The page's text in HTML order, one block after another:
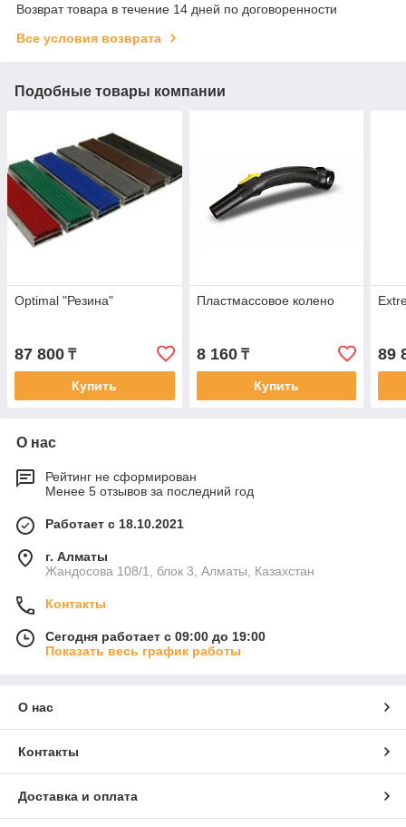
Возврат товара в течение 14 дней по договоренности
Все условия возврата
Подобные товары компании
Optimal "Резина"
87 800 ₸
Купить
Пластмассовое колено
8 160₸
Купить
89
О нас
Рейтинг не сформирован
Менее 5 отзывов за последний год
Работает с 18.10.2021
г. Алматы
Жандосова 108/1, блок 3, Алматы, Казахстан
Контакты
Сегодня работает с 09:00 до 19:00
Показать весь график работы
О нас
Контакты
Доставка и оплата